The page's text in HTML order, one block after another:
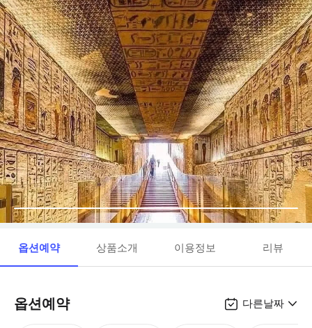
옵션예약 상품소개 이용정보 리뷰
옵션예약 다른날짜